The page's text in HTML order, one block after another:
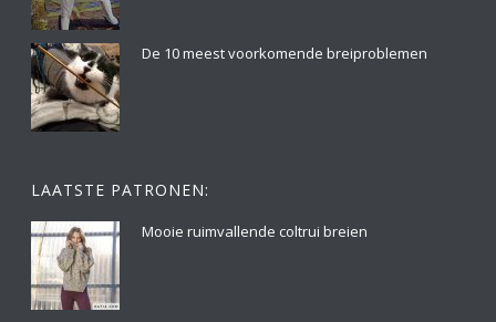
De 10 meest voorkomende breiproblemen
LAATSTE PATRONEN:
Mooie ruimvallende coltrui breien